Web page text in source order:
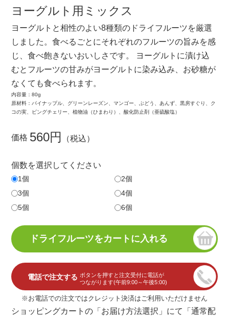
ヨーグルト用ミックス
ヨーグルトと相性のよい8種類のドライフルーツを厳選
しました。食べるごとにそれぞれのフルーツの旨みを感
じ、食べ飽きないおいしさです。 ヨーグルトに漬け込
むとフルーツの甘みがヨーグルトに染み込み、お砂糖が
なくても食べられます。
内容量：80g
原材料：パイナップル、グリーンレーズン、マンゴー、ぶどう、あんず、黒房すぐり、ク
コの実、ビングチェリー、植物油（ひまわり）、酸化防止剤（亜硫酸塩）
価格 560円 （税込）
個数を選択してください
1個
2個
3個
4個
5個
6個
電話で注文する ボタンを押すと注文受付に電話が
つながります(午前9:00～午後5:00)
※お電話での注文ではクレジット決済はご利用いただけません
ショッピングカートの「お届け方法選択」にて「通常配